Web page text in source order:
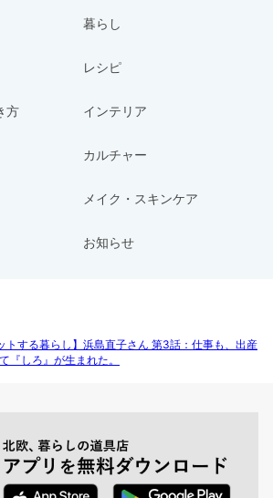
暮らし
レシピ
方 インテリア
カルチャー
メイク・スキンケア
お知らせ
トする暮らし】浜島直子さん 第3話：仕事も、出産
『しろ』が生まれた。